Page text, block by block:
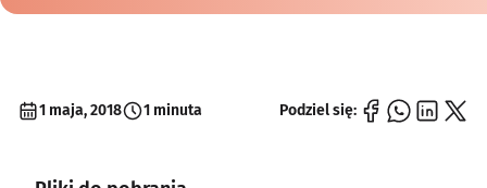
1 maja, 2018 1 minuta Podziel się: